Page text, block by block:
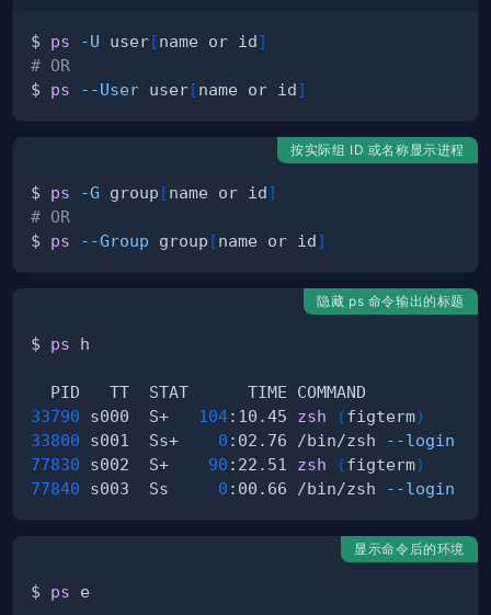
$ ps -U user[name or id]
# OR
$ ps --User user[name or id]
按实际组 ID 或名称显示进程
$ ps -G group [name or id]
# OR
$ ps --Group group [name or id]
隐藏 ps 命令输出的标题
$ ps
33790 s000  S+ 104:10.45 zsh (figterm)
33800 s001  Ss+ 0 :02.76 /bin/zsh
--login
77830 s002  S+ 90 :22.51 zsh (figterm)
77840 s003  Ss 0 :00.66 /bin/zsh --login
显示命令后的环境
$ ps